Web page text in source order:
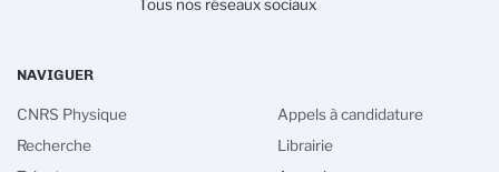
Tous nos réseaux sociaux
NAVIGUER
CNRS Physique
Recherche
Appels à candidature
Librairie